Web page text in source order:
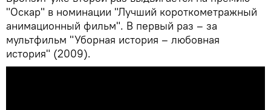
"Оскар" в номинации "Лучший короткометражный
анимационный фильм". В первый раз – за
мультфильм "Уборная история – любовная
история" (2009).